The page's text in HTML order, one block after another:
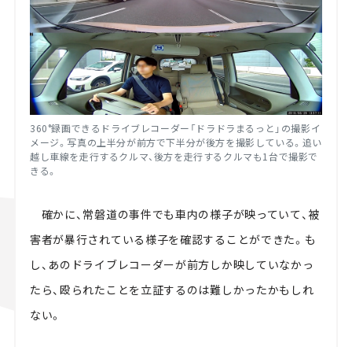
360°録画できるドライブレコーダー「ドラドラまるっと」の撮影イ
メージ。写真の上半分が前方で下半分が後方を撮影している。追い
越し車線を走行するクルマ、後方を走行するクルマも1台で撮影で
きる。
確かに、常磐道の事件でも車内の様子が映っていて、被
害者が暴行されている様子を確認することができた。も
し、あのドライブレコーダーが前方しか映していなかっ
たら、殴られたことを立証するのは難しかったかもしれ
ない。